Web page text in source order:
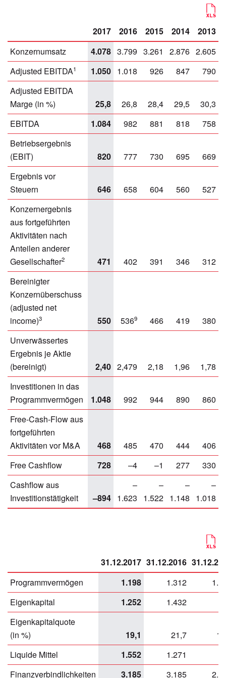
2017 2016 2015 2014
2013
Konzernumsatz
4.078 3.799 3.261 2.876 2.605
Adjusted EBITDA1 1.050 1.018 926 847
790
Adjusted EBITDA
Marge (in %)
25,8 26,8 28,4 29,5
30,3
EBITDA
1.084 982 881 818
758
Betriebsergebnis
(EBIT)
820 777 730 695
669
Ergebnis vor
Steuern
646 658 604 560
527
Konzernergebnis
aus fortgeführten
Aktivitäten nach
Anteilen anderer
Gesellschafter2 471 402 391 346
312
Bereinigter
Konzernüberschuss
(adjusted net
income)3 550 5369 466 419
380
Unverwässertes
Ergebnis je Aktie
(bereinigt)
2,40 2,479 2,18 1,96
1,78
Investitionen in das
Programmvermögen
1.048 992 944 890
860
Free-Cash-Flow aus
fortgeführten
Aktivitäten vor M&A
468 485 470 444
406
Free Cashflow
728 –4 –1 277
330
Cashflow aus
Investitionstätigkeit
–894
–
1.623
–
1.522
–
1.148
–
1.018
31.12.2017 31.12.2016
Programmvermögen
1.198 1.312
Eigenkapital
1.252 1.432
Eigenkapitalquote
(in %)
19,1 21,7
Liquide Mittel
1.552 1.271
Finanzverbindlichkeiten
3.185 3.185